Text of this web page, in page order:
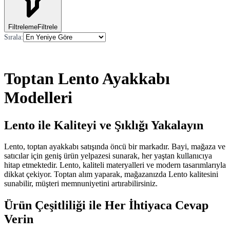
FiltrelemeFiltrele
Sırala:
Toptan Lento Ayakkabı
Modelleri
Lento ile Kaliteyi ve Şıklığı Yakalayın
Lento, toptan ayakkabı satışında öncü bir markadır. Bayi, mağaza ve
satıcılar için geniş ürün yelpazesi sunarak, her yaştan kullanıcıya
hitap etmektedir. Lento, kaliteli materyalleri ve modern tasarımlarıyla
dikkat çekiyor. Toptan alım yaparak, mağazanızda Lento kalitesini
sunabilir, müşteri memnuniyetini artırabilirsiniz.
Ürün Çeşitliliği ile Her İhtiyaca Cevap
Verin